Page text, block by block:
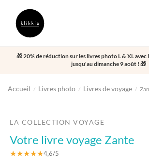
🎁 20% de réduction sur les livres photo L & XL
jusqu'au dimanche 9 août ! 🎁
Accueil / Livres photo / Livres de voyage /
LA COLLECTION VOYAGE
Votre livre voyage Zante
★★★★★4,6/5